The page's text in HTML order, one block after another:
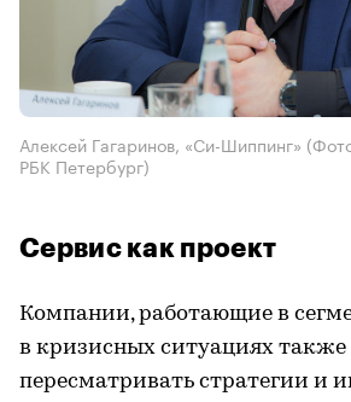
Алексей Гагаринов, «Си-Шиппинг»
РБК Петербург)
Сервис как проект
Компании, работающие в
в кризисных ситуациях также
пересматривать стратегии и